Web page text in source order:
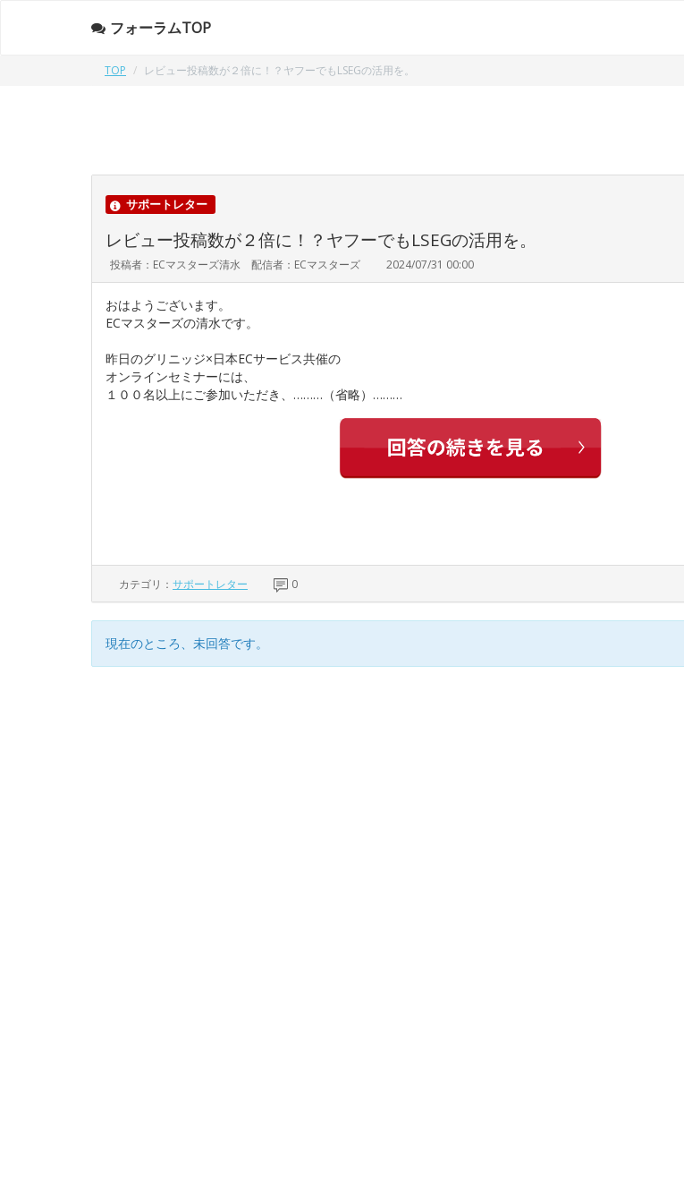
フォーラムTOP
TOP レビュー投稿数が２倍に！？ヤフーでもLSEGの活用を。
サポートレター
レビュー投稿数が２倍に！？ヤフーでもLSEGの活用を。
投稿者：ECマスターズ清水 配信者：ECマスターズ 2024/07/31 00:00
おはようございます。
ECマスターズの清水です。
昨日のグリニッジ×日本ECサービス共催の
オンラインセミナーには、
１００名以上にご参加いただき、………（省略）………
カテゴリ： サポートレター 0
現在のところ、未回答です。